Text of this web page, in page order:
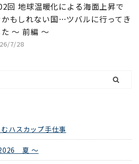
回 地球温暖化による海面上昇で
もしれない国…ツバルに行ってき
た ～ 前編 ～
7/28
ハスカップ手仕事
夏 ～